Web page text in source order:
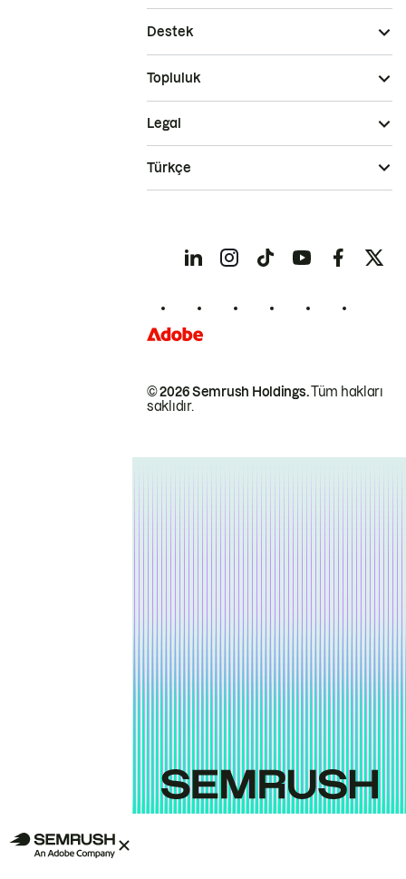
Destek
Topluluk
© 2026 Semrush Holdings.Tüm hakları
saklıdır.
Legal
Türkçe